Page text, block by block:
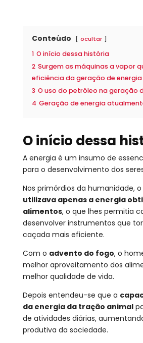
Conteúdo ocultar
1 O início dessa história
2 Surgem as máquinas a vapor
eficiência da geração de energia
3 O uso do petróleo na geração
4 Geração de energia
O início dessa
A energia é um insumo de
para o desenvolvimento dos
Nos primórdios da humanidade,
utilizava apenas a energia
alimentos, o que lhes permitia
desenvolver instrumentos que
caçada mais eficiente.
Com o advento do fogo, o
melhor aproveitamento dos
melhor qualidade de vida.
Depois entendeu-se que a
da energia da tração animal
de atividades diárias,
produtiva da sociedade.